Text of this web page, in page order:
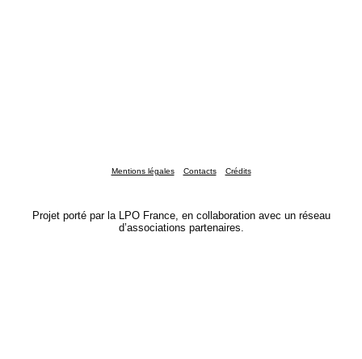
Mentions légales Contacts Crédits
Projet porté par la LPO France, en collaboration avec un réseau
d’associations partenaires.